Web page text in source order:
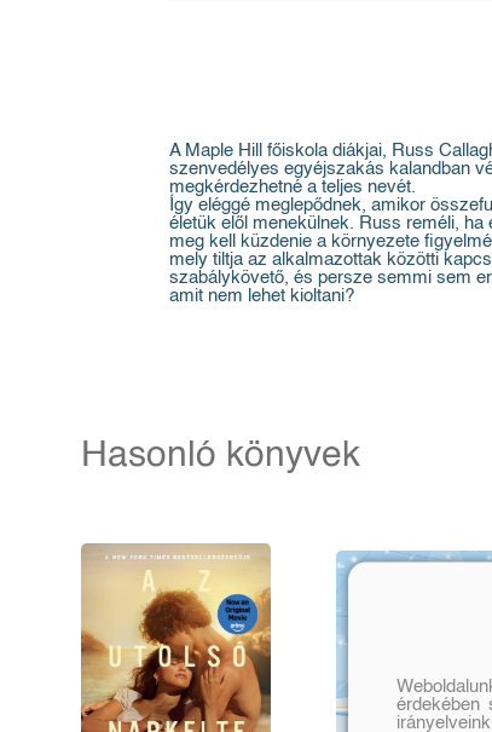
A Maple Hill főiskola diákjai, Russ
szenvedélyes egyéjszakás kalandban
megkérdezhetné a teljes nevét.
Így eléggé meglepődnek, amikor
életük elől menekülnek. Russ reméli,
meg kell küzdenie a környezete
mely tiltja az alkalmazottak közötti
szabálykövető, és persze semmi sem
amit nem lehet kioltani?
Hasonló könyvek
érdekében